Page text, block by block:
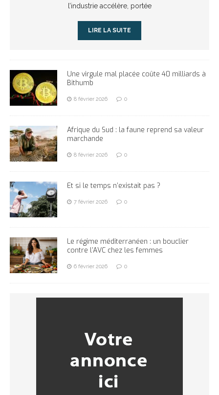
l’industrie accélère, portée
LIRE LA SUITE
Une virgule mal placée coûte 40 milliards à
Bithumb
8 février 2026 0
Afrique du Sud : la faune reprend sa valeur
marchande
8 février 2026 0
Et si le temps n’existait pas ?
7 février 2026 0
Le régime méditerranéen : un bouclier
contre l’AVC chez les femmes
6 février 2026 0